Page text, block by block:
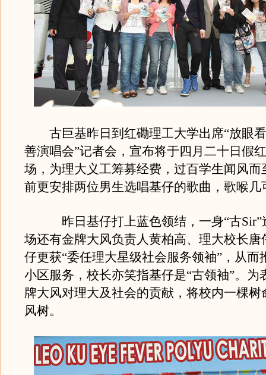
古巨基昨日到红磡理工大学出席“放眼
善演唱会”记者会，宣布将于四月二十日假
场，为理大义工筹募经费，过百学生闻风而
前更安排两位男生选唱基仔的歌曲，歌喉几
昨日基仔打上蓝色领结，一身“古Sir”
场还有金牌大风负责人黄柏高、理大校长唐
仔更获“委任理大星级社会服务领袖”，从而
小区服务，校长亦笑指基仔是“古领袖”。为
牌大风对理大及社会的贡献，将校内一棵树
风树。